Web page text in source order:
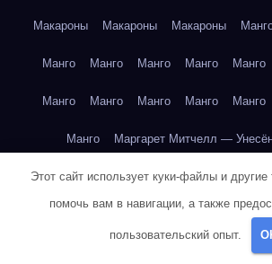
Макароны Макароны Макароны
Манго Манго Манго Манго Манго
Манго Манго Манго Манго Манго
Манго Маргарет Митчелл —
Марк Твен — Приключения Тома
Марк Твен — Приключения Тома
Марк Твен — Приключения Тома
Этот сайт использует куки-файлы и другие
помочь вам в навигации, а также
пользовательский опыт.